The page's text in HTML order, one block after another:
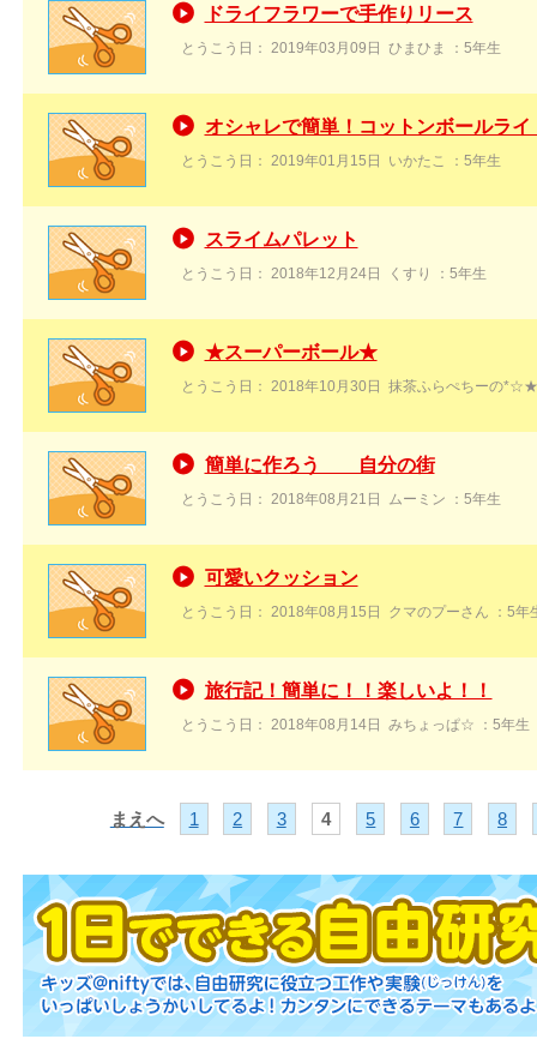
ドライフラワーで手作りリース
とうこう日： 2019年03月09日 ひまひま ：5年生
オシャレで簡単！コットンボールライ
とうこう日： 2019年01月15日 いかたこ ：5年生
スライムパレット
とうこう日： 2018年12月24日 くすり ：5年生
★スーパーボール★
とうこう日： 2018年10月30日 抹茶ふらぺちーの*☆★
簡単に作ろう 自分の街
とうこう日： 2018年08月21日 ムーミン ：5年生
可愛いクッション
とうこう日： 2018年08月15日 クマのプーさん ：5年
旅行記！簡単に！！楽しいよ！！
とうこう日： 2018年08月14日 みちょっぱ☆ ：5年生
まえへ 1 2 3 4 5 6 7 8